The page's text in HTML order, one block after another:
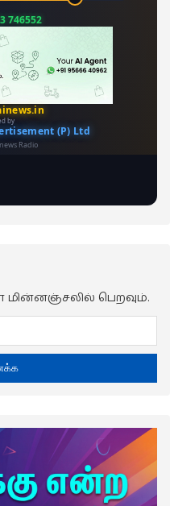
மின்னஞ்சலில் பெறவும்.